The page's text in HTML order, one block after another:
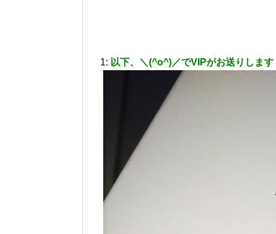
1: 以下、＼(^o^)／でVIPがお送りします